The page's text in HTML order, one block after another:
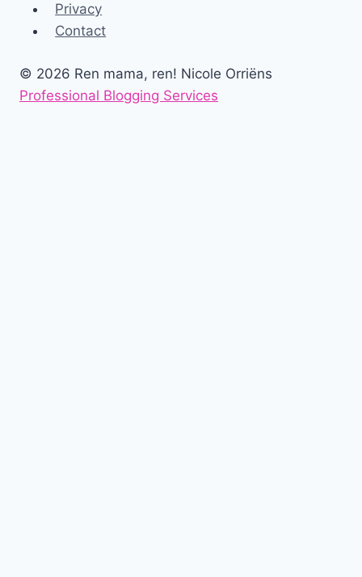
Privacy
Contact
© 2026 Ren mama, ren! Nicole Orriëns
Professional Blogging Services